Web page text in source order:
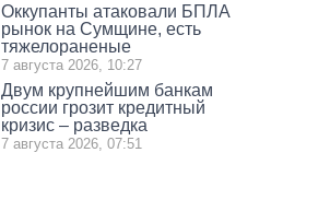
Оккупанты атаковали БПЛА
рынок на Сумщине, есть
тяжелораненые
7 августа 2026, 10:27
Двум крупнейшим банкам
россии грозит кредитный
кризис – разведка
7 августа 2026, 07:51